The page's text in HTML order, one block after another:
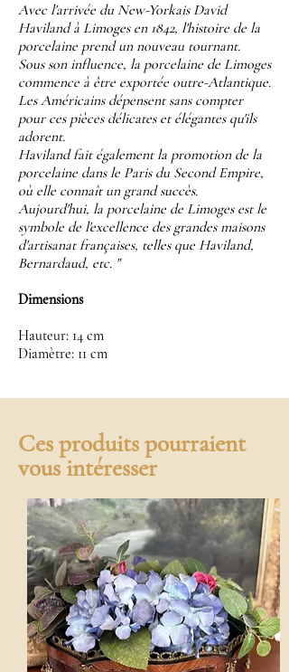
Avec l'arrivée du New-Yorkais David
Haviland à Limoges en 1842, l'histoire de la
porcelaine prend un nouveau tournant.
Sous son influence, la porcelaine de Limoges
commence à être exportée outre-Atlantique.
Les Américains dépensent sans compter
pour ces pièces délicates et élégantes qu'ils
adorent.
Haviland fait également la promotion de la
porcelaine dans le Paris du Second Empire,
où elle connaît un grand succès.
Aujourd'hui, la porcelaine de Limoges est le
symbole de l'excellence des grandes maisons
d'artisanat françaises, telles que Haviland,
Bernardaud, etc. "
Dimensions
Hauteur: 14 cm
Diamètre: 11 cm
Ces produits pourraient
vous intéresser